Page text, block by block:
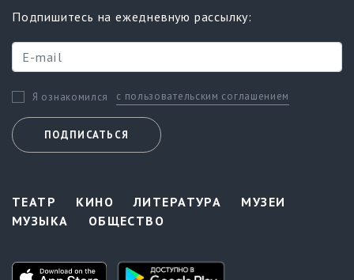
Подпишитесь на ежедневную рассылку:
Я ознакомился с пользовательским соглашением
ПОДПИСАТЬСЯ
ТЕАТР КИНО ЛИТЕРАТУРА
МУЗЕИ
МУЗЫКА
ОБЩЕСТВО